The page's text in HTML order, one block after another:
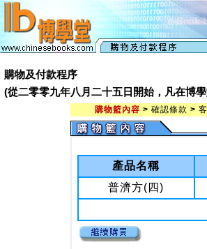
購物及付款程序
(從二零零九年八月二十五日開始，凡在博
購物籃內容 > 確認條款 >
產品名稱
普濟方(四)